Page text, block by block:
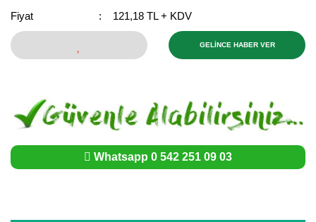
Fiyat
121,18 TL + KDV
GELİNCE HABER VER
Whatsapp 0 542 251 09 03
Goji Berry Fidanı
Hünnap Fidanı
Kapari Gebre Otu Fidanı